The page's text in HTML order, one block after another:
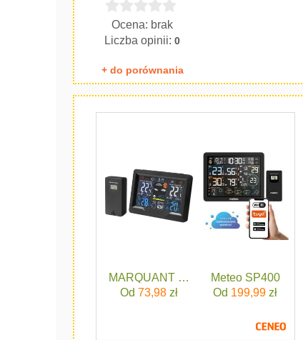
Ocena: brak
Liczba opinii:0
+ do porównania
MARQUANT BEZPRZEWODOWA
Od 73,98zł
Meteo SP400
Od 199,99 zł